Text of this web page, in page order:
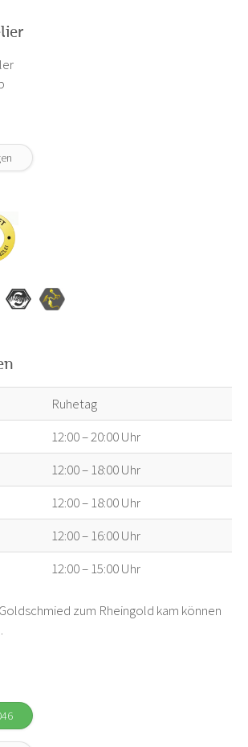
Ruhetag
12:00 – 20:00 Uhr
12:00 – 18:00 Uhr
12:00 – 18:00 Uhr
12:00 – 16:00 Uhr
12:00 – 15:00 Uhr
zum Rheingold kam können